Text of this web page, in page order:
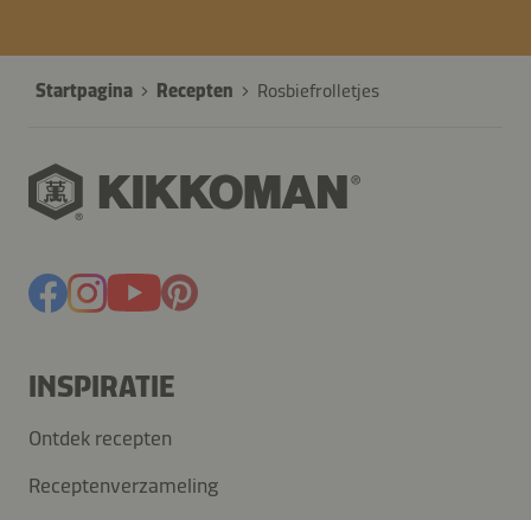
Startpagina Recepten Rosbiefrolletjes
INSPIRATIE
Ontdek recepten
Receptenverzameling